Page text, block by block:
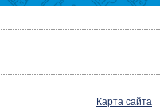
Карта сайта